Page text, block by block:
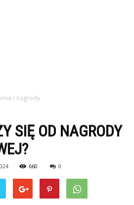
i nagrody
SIĘ OD NAGRODY
660 0